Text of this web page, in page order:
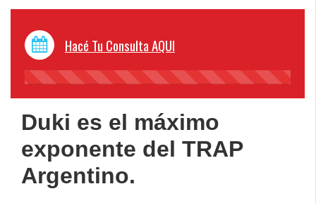
Hacé Tu Consulta AQUI
45%
Duki es el máximo
exponente del TRAP
Argentino.